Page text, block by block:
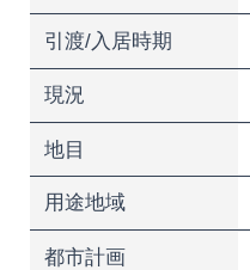
引渡/入居時期
現況
地目
用途地域
都市計画